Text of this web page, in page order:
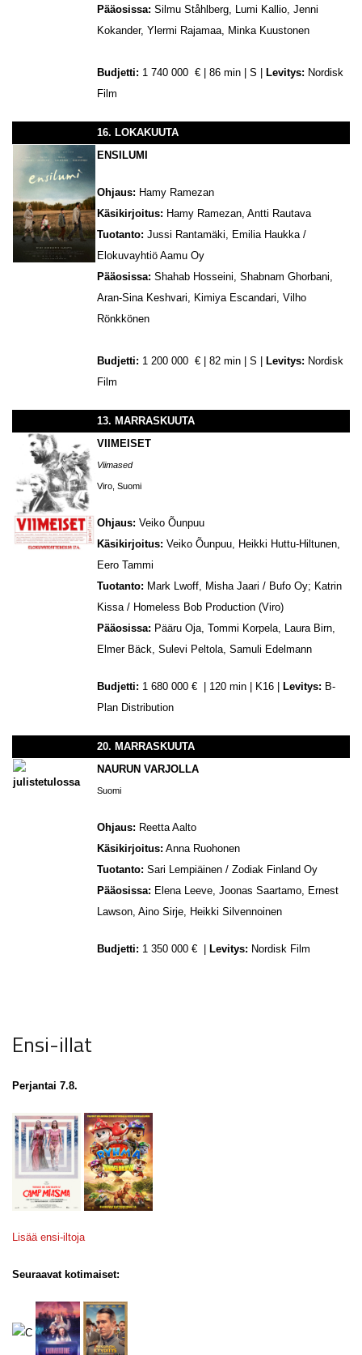
Pääosissa: Silmu Ståhlberg, Lumi Kallio, Jenni
Kokander, Ylermi Rajamaa, Minka Kuustonen
Budjetti: 1 740 000 € | 86 min | S | Levitys: Nordisk
Film
16. LOKAKUUTA
ENSILUMI
Ohjaus: Hamy Ramezan
Käsikirjoitus: Hamy Ramezan, Antti Rautava
Tuotanto: Jussi Rantamäki, Emilia Haukka /
Elokuvayhtiö Aamu Oy
Pääosissa: Shahab Hosseini, Shabnam Ghorbani,
Aran-Sina Keshvari, Kimiya Escandari, Vilho
Rönkkönen
Budjetti: 1 200 000 € | 82 min | S | Levitys: Nordisk
Film
13. MARRASKUUTA
VIIMEISET
Viimased
Viro, Suomi
Ohjaus: Veiko Õunpuu
Käsikirjoitus: Veiko Õunpuu, Heikki Huttu-Hiltunen,
Eero Tammi
Tuotanto: Mark Lwoff, Misha Jaari / Bufo Oy; Katrin
Kissa / Homeless Bob Production (Viro)
Pääosissa: Pääru Oja, Tommi Korpela, Laura Birn,
Elmer Bäck, Sulevi Peltola, Samuli Edelmann
Budjetti: 1 680 000 € | 120 min | K16 | Levitys: B-
Plan Distribution
20. MARRASKUUTA
NAURUN VARJOLLA
Suomi
Ohjaus: Reetta Aalto
Käsikirjoitus: Anna Ruohonen
Tuotanto: Sari Lempiäinen / Zodiak Finland Oy
Pääosissa: Elena Leeve, Joonas Saartamo, Ernest
Lawson, Aino Sirje, Heikki Silvennoinen
Budjetti: 1 350 000 € | Levitys: Nordisk Film
Ensi-illat
Perjantai 7.8.
Lisää ensi-iltoja
Seuraavat kotimaiset: